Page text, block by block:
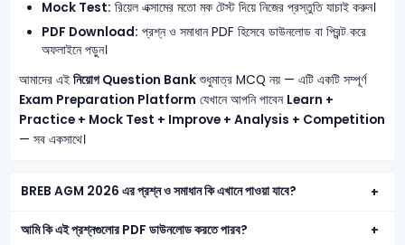
Mock Test: রিয়েল এক্সামের মতো মক টেস্ট দিয়ে নিজের প্রস্তুতি যাচাই করুন।
PDF Download: প্রশ্ন ও সমাধান PDF হিসেবে ডাউনলোড বা প্রিন্ট করে
অফলাইনে পড়ুন।
আমাদের এই নিয়োগ Question Bankশুধুমাত্র MCQ নয় — এটি একটি সম্পূর্ণ
Exam Preparation Platform যেখানে আপনি পাবেন Learn +
Practice + Mock Test + Improve + Analysis + Competition
— সব একসাথে।
BREB AGM 2026 এর প্রশ্ন ও সমাধান কি এখানে পাওয়া যাবে?
আমি কি এই প্রশ্নগুলোর PDF ডাউনলোড করতে পারব?